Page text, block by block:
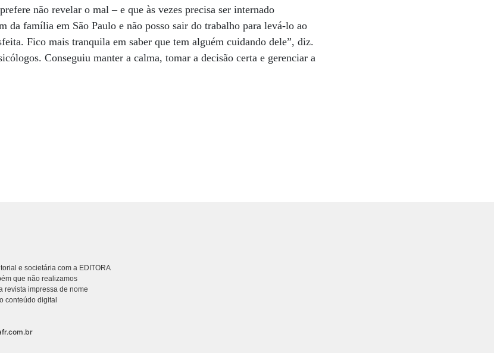
não revelar o mal – e que às vezes precisa ser internado
da família em São Paulo e não posso sair do trabalho para levá-lo ao
Fico mais tranquila em saber que tem alguém cuidando dele”, diz.
Conseguiu manter a calma, tomar a decisão certa e gerenciar a
e societária com a EDITORA
que não realizamos
revista impressa de nome
conteúdo digital